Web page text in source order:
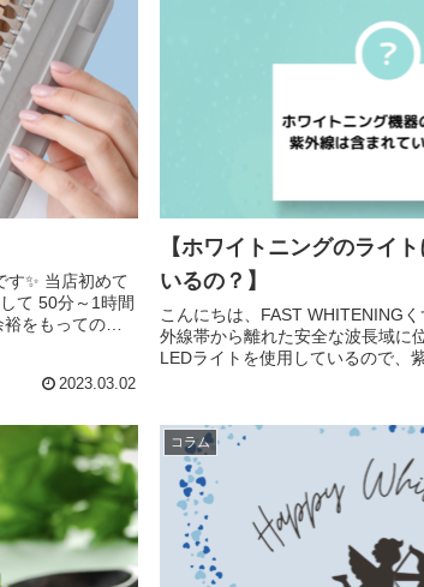
めて
て 50分～1時間
2023.03.02
【ホワイトニングのライ
いるの？】
こんにちは、FAST WHITENINGくずは店
外線帯から離れた安全な波長域に
LEDライトを使用しているので、
コラム